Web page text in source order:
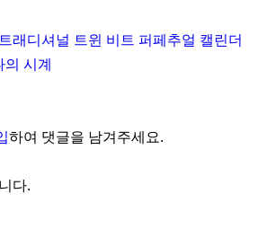
래디셔널 트윈 비트 퍼페추얼 캘린더
시계
하여 댓글을 남겨주세요.
다.